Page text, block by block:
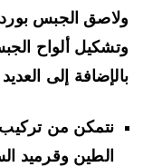
الجبس بورد
ألواح الجبس
إلى العديد
نتمكن من تركيب
الطين وقرميد